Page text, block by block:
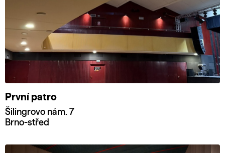
První patro
Šilingrovo nám. 7
Brno-střed